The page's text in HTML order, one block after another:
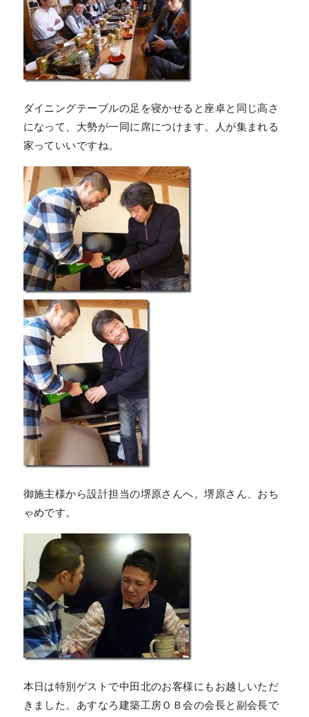
ダイニングテーブルの足を寝かせると座卓と同じ高さ
になって、大勢が一同に席につけます。人が集まれる
家っていいですね。
御施主様から設計担当の堺原さんへ。堺原さん、おち
ゃめです。
本日は特別ゲストで中田北のお客様にもお越しいただ
きました。あすなろ建築工房ＯＢ会の会長と副会長で